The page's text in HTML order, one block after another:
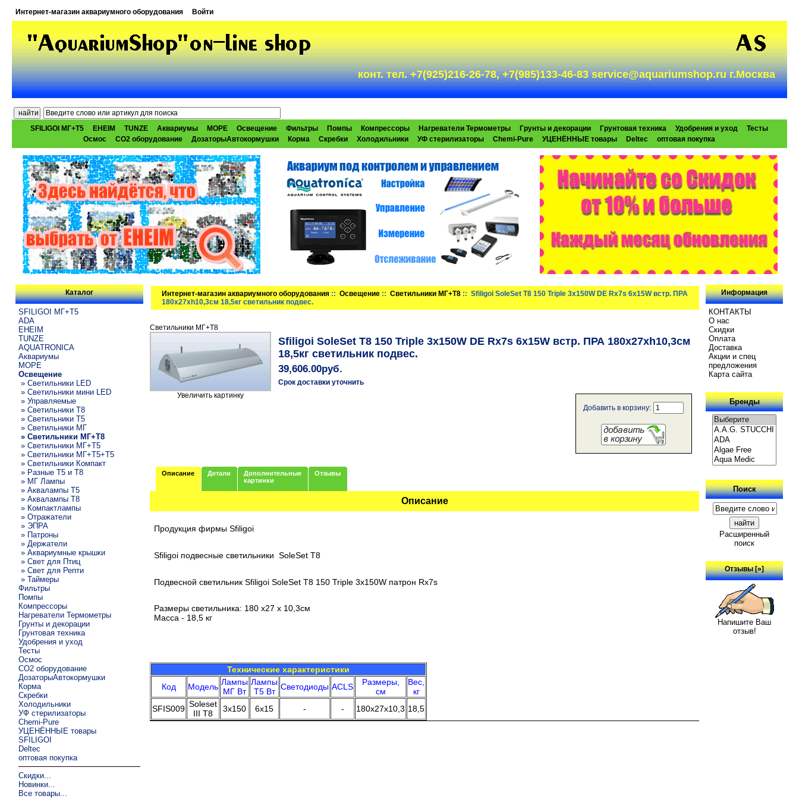
Интернет-магазин аквариумного оборудования Войти
конт. тел. +7(925)216-26-78, +7(985)133-46-83 service@aquariumshop.ru г.Москва
SFILIGOI МГ+Т5 EHEIM TUNZE Аквариумы МОРЕ Освещение Фильтры Помпы Компрессоры Нагреватели Термометры Грунты и декорации Грунтовая техника Удобрения и уход
Тесты
Осмос
CO2 оборудование ДозаторыАвтокормушки Корма Скребки Холодильники УФ стерилизаторы Chemi-Pure УЦЕНЁННЫЕ товары Deltec оптовая покупка
Каталог
SFILIGOI МГ+Т5
ADA
EHEIM
TUNZE
AQUATRONICA
Аквариумы
МОРЕ
Освещение
» Светильники LED
» Светильники мини LED
» Управляемые
» Светильники T8
» Светильники T5
» Светильники МГ
» Светильники МГ+T8
» Светильники МГ+T5
» Светильники МГ+T5+T5
» Светильники Компакт
» Разные T5 и T8
» МГ Лампы
» Аквалампы T5
» Аквалампы T8
» Компактлампы
» Отражатели
» ЭПРА
» Патроны
» Держатели
» Аквариумные крышки
» Свет для Птиц
» Свет для Репти
» Таймеры
Фильтры
Помпы
Компрессоры
Нагреватели Термометры
Грунты и декорации
Грунтовая техника
Удобрения и уход
Тесты
Осмос
CO2 оборудование
ДозаторыАвтокормушки
Корма
Скребки
Холодильники
УФ стерилизаторы
Chemi-Pure
УЦЕНЁННЫЕ товары
SFILIGOI
Deltec
оптовая покупка
Скидки...
Новинки...
Все товары...
Интернет-магазин аквариумного оборудования ::Освещение ::Светильники МГ+T8 :: Sfiligoi SoleSet T8 150 Triple 3x150W DE Rx7s 6x15W встр. ПРА
180x27xh10,3см 18,5кг светильник подвес.
Светильники МГ+T8
Увеличить картинку
Sfiligoi SoleSet T8 150 Triple 3x150W DE Rx7s 6x15W встр. ПРА 180x27xh10,3см
18,5кг светильник подвес.
39,606.00руб.
Срок доставки уточнить
Добавить в корзину:
Описание Детали
Дополнительные
картинки
Отзывы
Описание
Продукция фирмы Sfiligoi
Sfiligoi подвесные светильники SoleSet T8
Подвесной светильник Sfiligoi SoleSet T8 150 Triple 3x150W патрон Rx7s
Размеры светильника: 180 x27 x 10,3см
Масса - 18,5 кг
Технические характеристики
Код
Модель Лампы
МГ Вт
Лампы
Т5 Вт Светодиоды ACLS
Размеры,
см
Вес,
кг
SFIS009 Soleset
III T8
3x150 6x15 - - 180x27x10,3 18,5
Информация
КОНТАКТЫ
О нас
Скидки
Oплатa
Доставка
Акции и спец
предложения
Карта сайта
Бренды
Поиск
Расширенный
поиск
Отзывы [»]
Напишите Ваш
отзыв!